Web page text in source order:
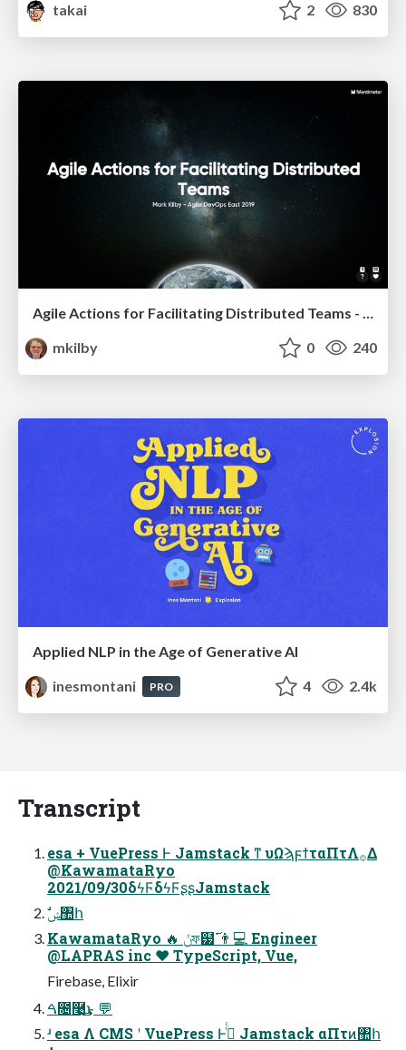
takai
2 830
Agile Actions for Facilitating Distributed Teams - ADO2019
mkilby
0 240
Applied NLP in the Age of Generative AI
inesmontani
PRO 4 2.4k
Transcript
esa + VuePress Ͱ Jamstack ͳ υΩϡϝϯταΠτΛ࡞Δ
@KawamataRyo
2021/09/30δϟϜδϟϜʂʂJamstack
ࣗݾ঺հ
KawamataRyo 🔥 ݩফ๷࢜ 👨💻 Engineer
@LAPRAS inc ❤ TypeScript, Vue,
Firebase, Elixir
ࠓ೔࿩͢͜ͱ 💬
ʴ esa Λ CMS ʹ VuePress Ͱ࡞ͬͨ Jamstack αΠτͷ঺հ